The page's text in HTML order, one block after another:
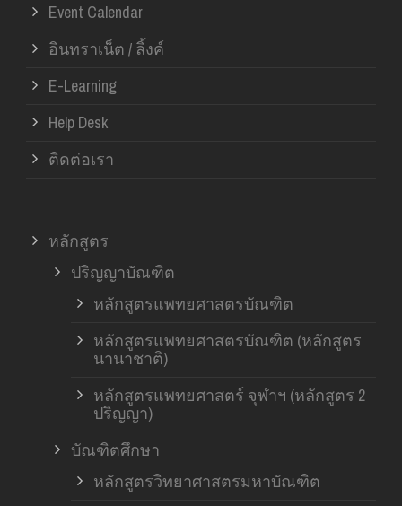
Event Calendar
อินทราเน็ต / ลิ้งค์
E-Learning
Help Desk
ติดต่อเรา
หลักสูตร
ปริญญาบัณฑิต
หลักสูตรแพทยศาสตรบัณฑิต
หลักสูตรแพทยศาสตรบัณฑิต (หลักสูตร
นานาชาติ)
หลักสูตรแพทยศาสตร์ จุฬาฯ (หลักสูตร 2
ปริญญา)
บัณฑิตศึกษา
หลักสูตรวิทยาศาสตรมหาบัณฑิต